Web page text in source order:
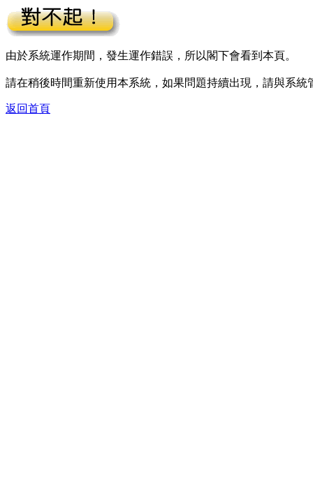
由於系統運作期間，發生運作錯誤，所以閣下會看到本頁。
請在稍後時間重新使用本系統，如果問題持續出現，請與系統
返回首頁